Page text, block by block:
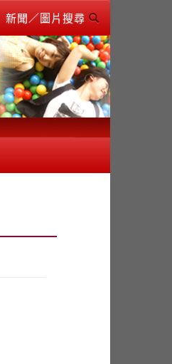
新聞／圖片搜尋